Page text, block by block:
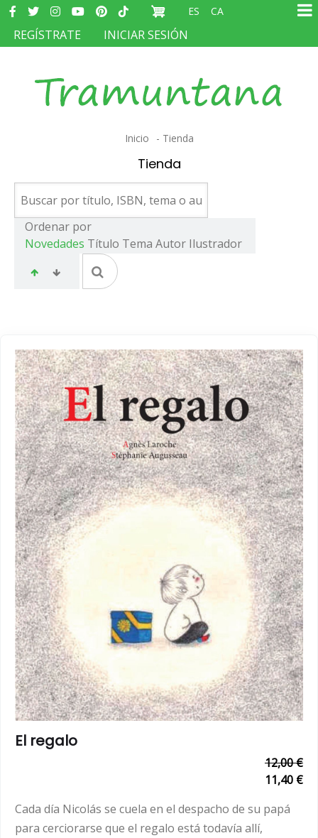
Pasar
contenido
Redes
sociales
ES CA
MENÚ
DEL
D'USUARI
REGÍSTRATE INICIAR SESIÓN
Sobrescribir
de
ayuda
a
la
navegación
Inicio Tienda
Tienda
Ordenar por
Novedades Título Tema Autor Ilustrador
El regalo
12,00 €
11,40 €
Cada día Nicolás se cuela en el despacho de su papá
para cerciorarse que el regalo está todavía allí,